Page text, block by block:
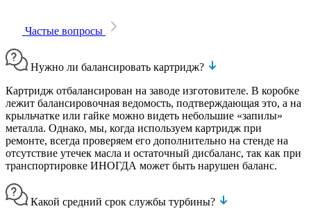
Частые вопросы
Нужно ли балансировать картридж?
Картридж отбалансирован на заводе изготовителе. В коробке
лежит балансировочная ведомость, подтверждающая это, а на
крыльчатке или гайке можно видеть небольшие «запилы»
металла. Однако, мы, когда используем картридж при
ремонте, всегда проверяем его дополнительно на стенде на
отсутствие утечек масла и остаточный дисбаланс, так как при
транспортировке ИНОГДА может быть нарушен баланс.
Какой средний срок службы турбины?